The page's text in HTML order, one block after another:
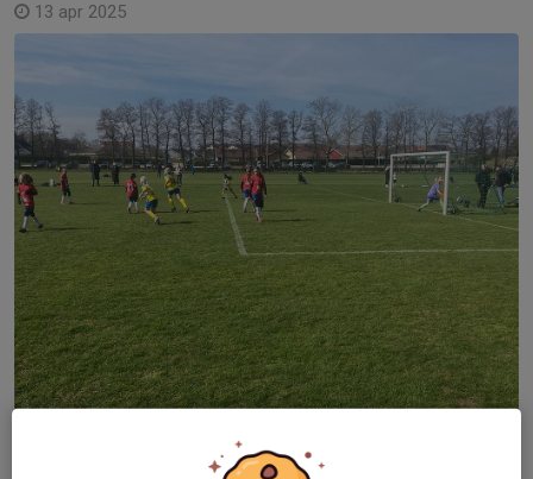
13 apr 2025
Seriepremiär borta mot Eskilsminne! Det bjöds på strålande
väder och tufft motstånd. Vallåkra kämpade på utan avbytare! Vi